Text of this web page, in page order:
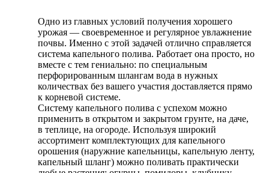
Одно из главных условий получения хорошего
урожая — своевременное и регулярное увлажнение
почвы. Именно с этой задачей отлично справляется
система капельного полива. Работает она просто, но
вместе с тем гениально: по специальным
перфорированным шлангам вода в нужных
количествах без вашего участия доставляется прямо
к корневой системе.
Систему капельного полива с успехом можно
применить в открытом и закрытом грунте, на даче,
в теплице, на огороде. Используя широкий
ассортимент комплектующих для капельного
орошения (наружние капельницы, капельную ленту,
капельный шланг) можно поливать практически